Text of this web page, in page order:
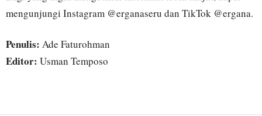
mengunjungi Instagram @erganaseru dan TikTok @ergana.
Penulis: Ade Faturohman
Editor: Usman Temposo